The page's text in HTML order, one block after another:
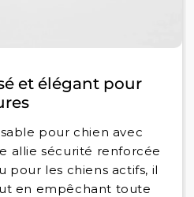
et élégant pour
pour chien avec
allie sécurité renforcée
pour les chiens actifs, il
en empêchant toute